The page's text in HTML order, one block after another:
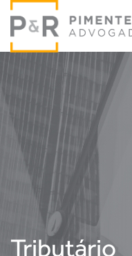
Tributário